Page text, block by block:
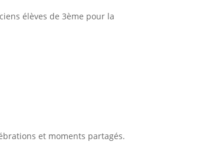
élèves de 3ème pour la
et moments partagés.